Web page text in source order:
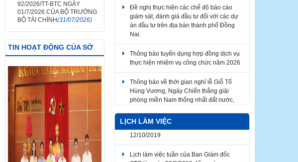
92/2026/TT-BTC NGÀY
01/7/2026 CỦA BỘ TRƯỞNG
BỘ TÀI CHÍNH(31/07/2026)
TIN HOẠT ĐỘNG CỦA SỞ
án đầu tư trên địa bàn thành phố Đồng
Nai.
Thông báo tuyển dụng hợp đồng dịch vụ
Thông báo về thời gian nghỉ lễ Giỗ Tổ
phóng miền Nam thống nhất đất nước,
Ngày Quốc tế Lao động 2026
Thông báo về việc lịch nghỉ Tết Nguyên
đán Bính Ngọ năm 2026
LỊCH LÀM VIỆC
Lịch làm việc tuần của Ban Giám đốc
STC từ ngày 30/9/2019 đến ngày
04/10/2019